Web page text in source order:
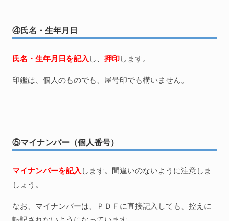
④氏名・生年月日
氏名・生年月日を記入 し、 押印します。
印鑑は、個人のものでも、屋号印でも構いません。
⑤マイナンバー（個人番号）
マイナンバーを記入 します。間違いのないように注意しま
しょう。
なお、マイナンバーは、ＰＤＦに直接記入しても、控えに